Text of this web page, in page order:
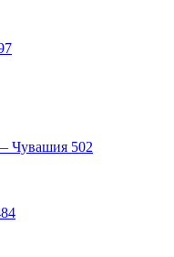
Чувашия 502